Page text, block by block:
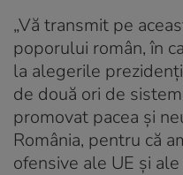
„Vă transmit pe
poporului român, în
la alegerile
de două ori de
promovat pacea şi
România, pentru că
ofensive ale UE şi